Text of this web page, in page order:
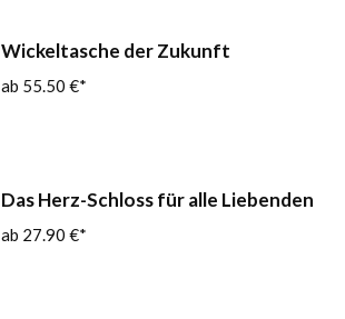
Wickeltasche der Zukunft
55.50 €
Das Herz-Schloss für alle Liebenden
27.90 €